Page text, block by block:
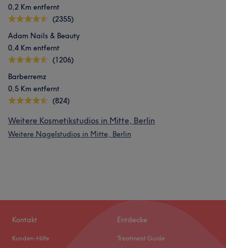
0,2 Km entfernt
(2355)
Adam Nails & Beauty
0,4 Km entfernt
(1206)
Barberremz
0,5 Km entfernt
(824)
Weitere Kosmetikstudios in Mitte, Berlin
Weitere Nagelstudios in Mitte, Berlin
Kontakt
Kunden-Hilfe
Entdecke
Treatment Guide